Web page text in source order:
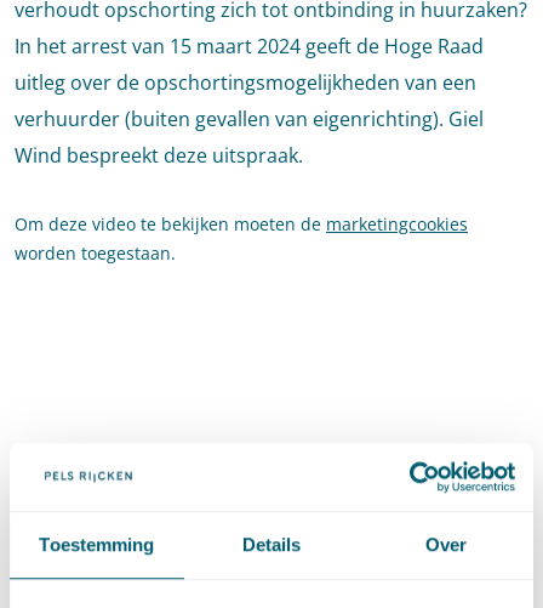
Toestemming Details Over
verhoudt opschorting zich tot ontbinding in huurzaken?
In het arrest van 15 maart 2024 geeft de Hoge Raad
uitleg over de opschortingsmogelijkheden van een
verhuurder (buiten gevallen van eigenrichting). Giel
Wind bespreekt deze uitspraak.
Om deze video te bekijken moeten de marketingcookies
worden toegestaan.
Hoge Raad 15 maart 2024, ECLI:NL:HR:2024:389